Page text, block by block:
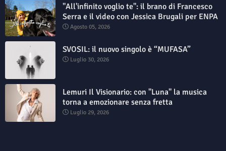
"All'infinito voglio te": il brano di Francesco
Serra e il video con Jessica Brugali per ENPA
Agosto 05, 2026
SVOSIL: il nuovo singolo è “MUFASA”
Luglio 30, 2026
Lemuri Il Visionario: con "Luna" la musica
torna a emozionare senza fretta
Luglio 29, 2026